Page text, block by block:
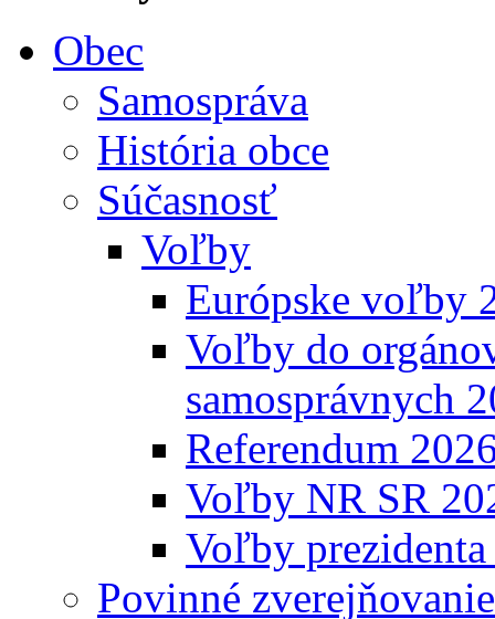
Obec
Samospráva
História obce
Súčasnosť
Voľby
Európske voľby
Voľby do
samosprávnych
Referendum
Voľby NR SR
Voľby
Povinné zverejňovanie